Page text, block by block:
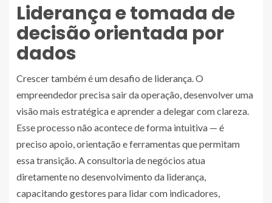
Liderança e tomada de
decisão orientada por
dados
Crescer também é um desafio de liderança. O
empreendedor precisa sair da operação, desenvolver uma
visão mais estratégica e aprender a delegar com clareza.
Esse processo não acontece de forma intuitiva — é
preciso apoio, orientação e ferramentas que permitam
essa transição. A consultoria de negócios atua
diretamente no desenvolvimento da liderança,
capacitando gestores para lidar com indicadores,